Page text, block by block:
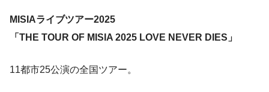
MISIAライブツアー2025
「THE TOUR OF MISIA 2025 LOVE NEVER DIES」
11都市25公演の全国ツアー。